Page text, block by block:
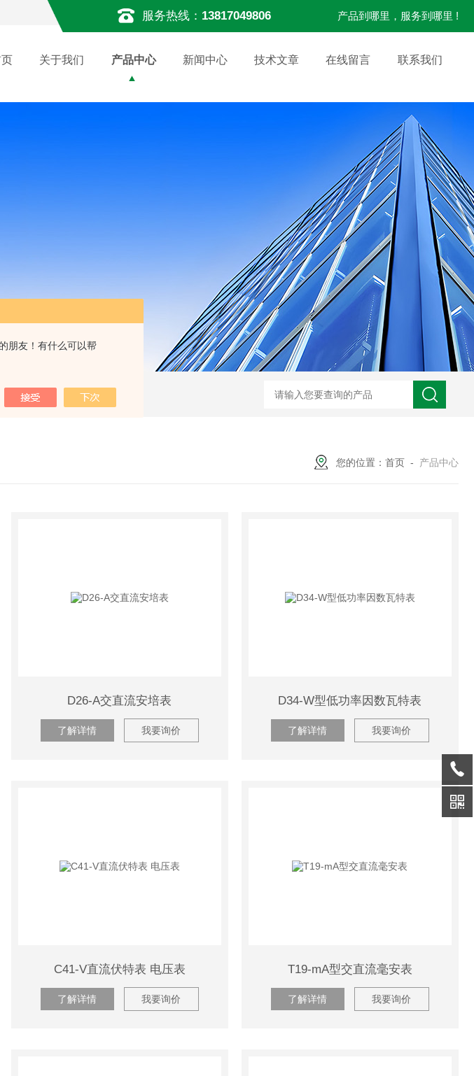
朋友！有什么可以帮
服务热线： 13817049806 产品到哪里，服务到哪里 !
关于我们 产品中心 新闻中心 技术文章 在线留言 联系我们
欧表 CS2077型CS2077高压兆欧表校验仪 GM-5KV-20KV型可调高压兆欧表GM-5KV-20KV nl3203型
您的位置： 首页 - 产品中心
D26-A交直流安培表
了解详情 我要询价
D34-W型低功率因数瓦特表
了解详情 我要询价
C41-V直流伏特表 电压表
了解详情 我要询价
T19-mA型交直流毫安表
了解详情 我要询价